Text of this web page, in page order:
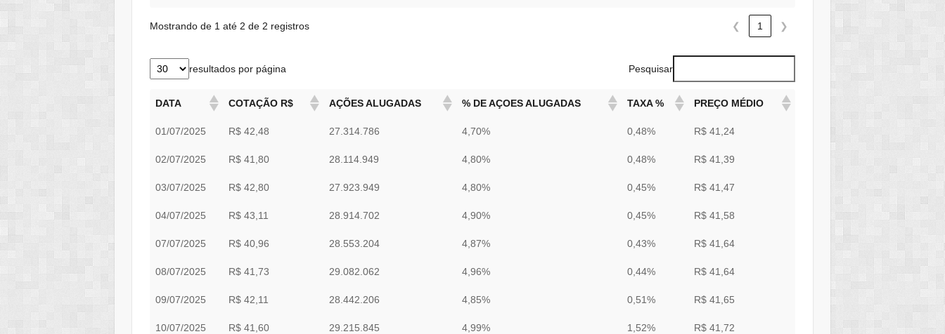
Mostrando de 1 até 2 de 2 registros ❮ 1 ❯
resultados por página Pesquisar
DATA COTAÇÃO R$ AÇÕES ALUGADAS % DE AÇOES ALUGADAS TAXA % PREÇO MÉDIO
01/07/2025 R$ 42,48 27.314.786 4,70% 0,48% R$ 41,24
02/07/2025 R$ 41,80 28.114.949 4,80% 0,48% R$ 41,39
03/07/2025 R$ 42,80 27.923.949 4,80% 0,45% R$ 41,47
04/07/2025 R$ 43,11 28.914.702 4,90% 0,45% R$ 41,58
07/07/2025 R$ 40,96 28.553.204 4,87% 0,43% R$ 41,64
08/07/2025 R$ 41,73 29.082.062 4,96% 0,44% R$ 41,64
09/07/2025 R$ 42,11 28.442.206 4,85% 0,51% R$ 41,65
10/07/2025 R$ 41,60 29.215.845 4,99% 1,52% R$ 41,72